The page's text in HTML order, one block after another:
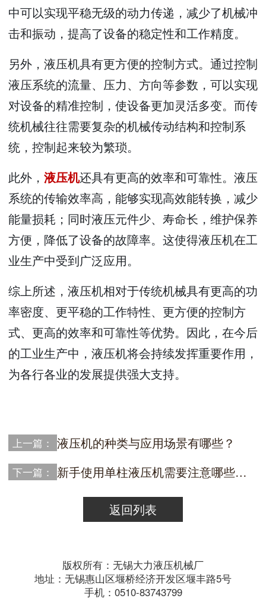
中可以实现平稳无级的动力传递，减少了机械冲
击和振动，提高了设备的稳定性和工作精度。
另外，液压机具有更方便的控制方式。通过控制
液压系统的流量、压力、方向等参数，可以实现
对设备的精准控制，使设备更加灵活多变。而传
统机械往往需要复杂的机械传动结构和控制系
统，控制起来较为繁琐。
此外， 液压机还具有更高的效率和可靠性。液压
系统的传输效率高，能够实现高效能转换，减少
能量损耗；同时液压元件少、寿命长，维护保养
方便，降低了设备的故障率。这使得液压机在工
业生产中受到广泛应用。
综上所述，液压机相对于传统机械具有更高的功
率密度、更平稳的工作特性、更方便的控制方
式、更高的效率和可靠性等优势。因此，在今后
的工业生产中，液压机将会持续发挥重要作用，
为各行各业的发展提供强大支持。
上一篇： 液压机的种类与应用场景有哪些？
下一篇： 新手使用单柱液压机需要注意哪些问题？
返回列表
版权所有：无锡大力液压机械厂
地址：无锡惠山区堰桥经济开发区堰丰路5号
手机：0510-83743799